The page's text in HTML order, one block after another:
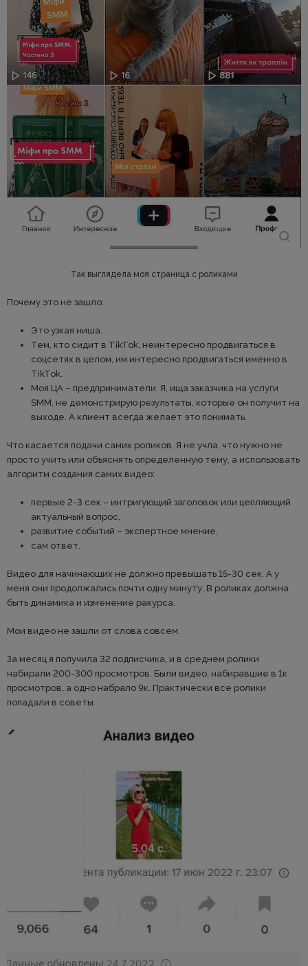
Так выглядела моя страница с роликами
Почему это не зашло:
Это узкая ниша.
Тем, кто сидит в TikTok, неинтересно продвигаться в
соцсетях в целом, им интересно продвигаться именно в
TikTok.
Моя ЦА – предприниматели. Я, ища заказчика на услуги
SMM, не демонстрирую результаты, которые он получит на
выходе. А клиент всегда желает это понимать.
Что касается подачи самих роликов. Я не учла, что нужно не
просто учить или объяснять определенную тему, а использовать
алгоритм создания самих видео:
первые 2-3 сек – интригующий заголовок или цепляющий
актуальный вопрос,
развитие событий – экспертное мнение,
сам ответ.
Видео для начинающих не должно превышать 15-30 сек. А у
меня они продолжались почти одну минуту. В роликах должна
быть динамика и изменение ракурса.
Мои видео не зашли от слова совсем.
За месяц я получила 32 подписчика, и в среднем ролики
набирали 200-300 просмотров. Были видео, набиравшие в 1к
просмотров, а одно набрало 9к. Практически все ролики
попадали в советы.